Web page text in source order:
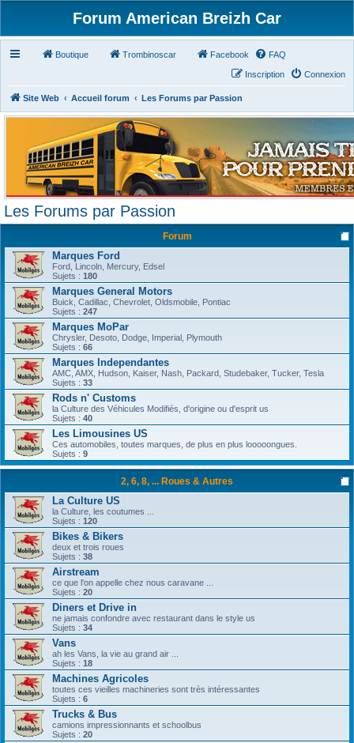
Forum American Breizh Car
Boutique Trombinoscar Facebook FAQ
Connexion
Inscription
Site Web Accueil forum Les Forums par Passion
Les Forums par Passion
Forum
Marques Ford
Ford, Lincoln, Mercury, Edsel
Sujets : 180
Marques General Motors
Buick, Cadillac, Chevrolet, Oldsmobile, Pontiac
Sujets : 247
Marques MoPar
Chrysler, Desoto, Dodge, Imperial, Plymouth
Sujets : 66
Marques Independantes
AMC, AMX, Hudson, Kaiser, Nash, Packard, Studebaker, Tucker, Tesla
Sujets : 33
Rods n' Customs
la Culture des Véhicules Modifiés, d'origine ou d'esprit us
Sujets : 40
Les Limousines US
Ces automobiles, toutes marques, de plus en plus looooongues.
Sujets : 9
2, 6, 8, ... Roues & Autres
La Culture US
la Culture, les coutumes ...
Sujets : 120
Bikes & Bikers
deux et trois roues
Sujets : 38
Airstream
ce que l'on appelle chez nous caravane ...
Sujets : 20
Diners et Drive in
ne jamais confondre avec restaurant dans le style us
Sujets : 34
Vans
ah les Vans, la vie au grand air ...
Sujets : 18
Machines Agricoles
toutes ces vieilles machineries sont très intéressantes
Sujets : 6
Trucks & Bus
camions impressionnants et schoolbus
Sujets : 20